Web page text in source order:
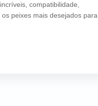
compatibilidade,
peixes mais desejados para